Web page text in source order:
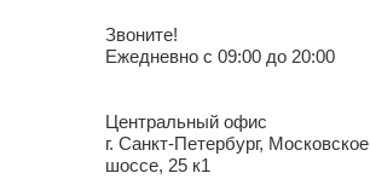
Звоните!
Ежедневно с 09:00 до 20:00
Центральный офис
г. Санкт-Петербург, Московское
шоссе, 25 к1